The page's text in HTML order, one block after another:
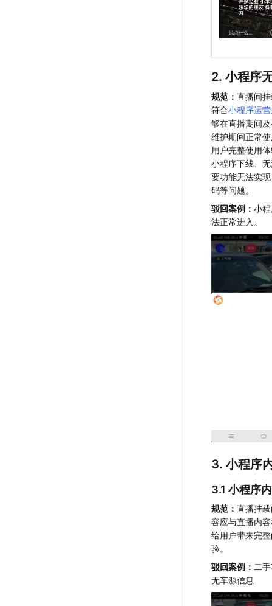
2. 小程序
规范： 直播间
符合小程序运
够在直播期间
维护期间正常
用户完整使用
小程序下线、
要功能无法实
码等问题。
驳回案例： 小
法正常进入。
3. 小程序
3.1 小程序
规范： 直播挂
容应与直播内
给用户带来完
验。
驳回案例： 二
无车源信息